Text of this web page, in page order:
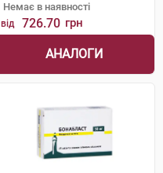
Немає в наявності
від 726.70 грн
АНАЛОГИ